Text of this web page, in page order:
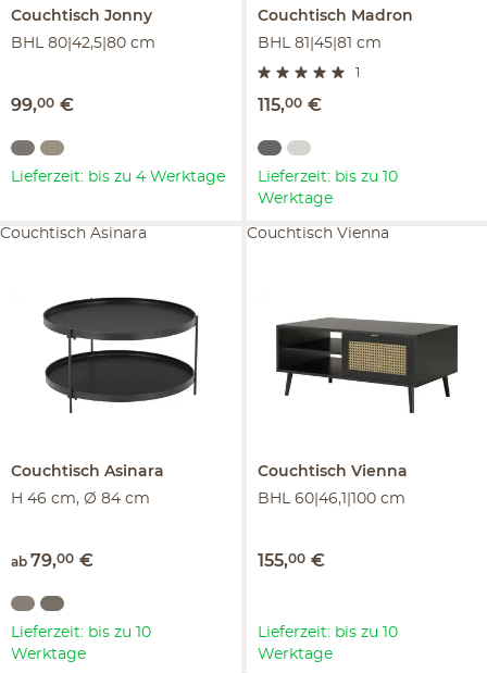
Couchtisch Jonny
BHL 80|42,5|80 cm
99,00 €
Lieferzeit: bis zu 4 Werktage
Couchtisch Madron
BHL 81|45|81 cm
115,00 €
Lieferzeit: bis zu 10
Werktage
Couchtisch Asinara
H 46 cm, Ø 84 cm
ab 79,00 €
Couchtisch Asinara
Lieferzeit: bis zu 10
Werktage
Couchtisch Vienna
BHL 60|46,1|100 cm
155,00 €
Couchtisch Vienna
Lieferzeit: bis zu 10
Werktage